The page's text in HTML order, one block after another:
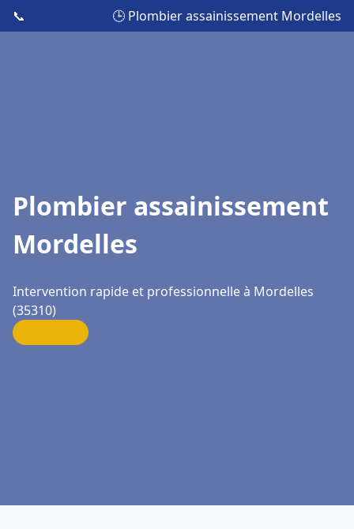
📞 🕒 Plombier assainissement Mordelles
Plombier assainissement
Mordelles
Intervention rapide et professionnelle à Mordelles
(35310)